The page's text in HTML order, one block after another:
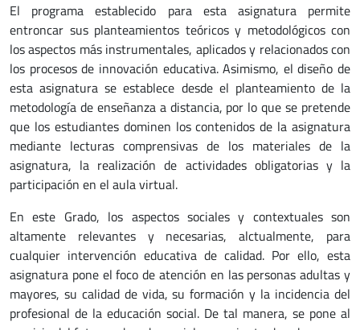
El programa establecido para esta asignatura permite
entroncar sus planteamientos teóricos y metodológicos con
los aspectos más instrumentales, aplicados y relacionados con
los procesos de innovación educativa. Asimismo, el diseño de
esta asignatura se establece desde el planteamiento de la
metodología de enseñanza a distancia, por lo que se pretende
que los estudiantes dominen los contenidos de la asignatura
mediante lecturas comprensivas de los materiales de la
asignatura, la realización de actividades obligatorias y la
participación en el aula virtual.
En este Grado, los aspectos sociales y contextuales son
altamente relevantes y necesarias, alctualmente, para
cualquier intervención educativa de calidad. Por ello, esta
asignatura pone el foco de atención en las personas adultas y
mayores, su calidad de vida, su formación y la incidencia del
profesional de la educación social. De tal manera, se pone al